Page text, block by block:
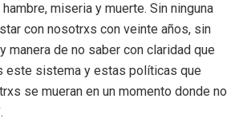
miseria y muerte. Sin ninguna
con nosotrxs con veinte años, sin
manera de no saber con claridad que
este sistema y estas políticas que
se mueran en un momento donde no